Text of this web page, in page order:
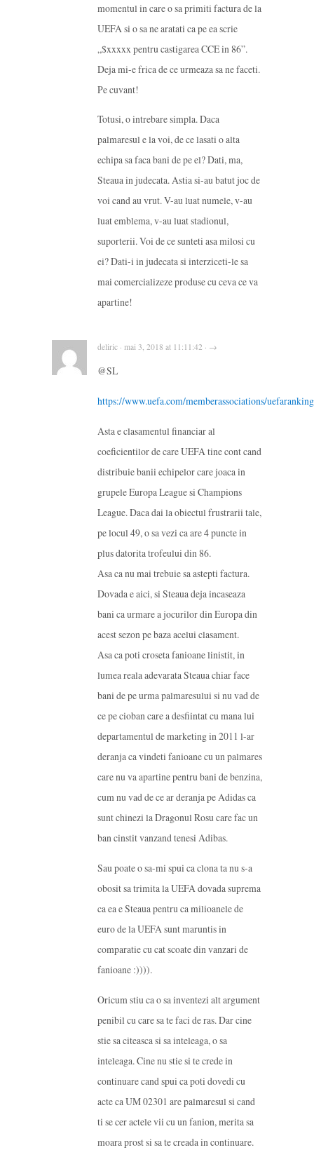
momentul in care o sa primiti factura de la
UEFA si o sa ne aratati ca pe ea scrie
„$xxxxx pentru castigarea CCE in 86”.
Deja mi-e frica de ce urmeaza sa ne faceti.
Pe cuvant!
Totusi, o intrebare simpla. Daca
palmaresul e la voi, de ce lasati o alta
echipa sa faca bani de pe el? Dati, ma,
Steaua in judecata. Astia si-au batut joc de
voi cand au vrut. V-au luat numele, v-au
luat emblema, v-au luat stadionul,
suporterii. Voi de ce sunteti asa milosi cu
ei? Dati-i in judecata si interziceti-le sa
mai comercializeze produse cu ceva ce va
apartine!
deliric · mai 3, 2018 at 11:11:42 · →
@SL
https://www.uefa.com/memberassociations/
Asta e clasamentul financiar al
coeficientilor de care UEFA tine cont cand
distribuie banii echipelor care joaca in
grupele Europa League si Champions
League. Daca dai la obiectul frustrarii tale,
pe locul 49, o sa vezi ca are 4 puncte in
plus datorita trofeului din 86.
Asa ca nu mai trebuie sa astepti factura.
Dovada e aici, si Steaua deja incaseaza
bani ca urmare a jocurilor din Europa din
acest sezon pe baza acelui clasament.
Asa ca poti croseta fanioane linistit, in
lumea reala adevarata Steaua chiar face
bani de pe urma palmaresului si nu vad de
ce pe cioban care a desfiintat cu mana lui
departamentul de marketing in 2011 l-ar
deranja ca vindeti fanioane cu un palmares
care nu va apartine pentru bani de benzina,
cum nu vad de ce ar deranja pe Adidas ca
sunt chinezi la Dragonul Rosu care fac un
ban cinstit vanzand tenesi Adibas.
Sau poate o sa-mi spui ca clona ta nu s-a
obosit sa trimita la UEFA dovada suprema
ca ea e Steaua pentru ca milioanele de
euro de la UEFA sunt maruntis in
comparatie cu cat scoate din vanzari de
fanioane :)))).
Oricum stiu ca o sa inventezi alt argument
penibil cu care sa te faci de ras. Dar cine
stie sa citeasca si sa inteleaga, o sa
inteleaga. Cine nu stie si te crede in
continuare cand spui ca poti dovedi cu
acte ca UM 02301 are palmaresul si cand
ti se cer actele vii cu un fanion, merita sa
moara prost si sa te creada in continuare.